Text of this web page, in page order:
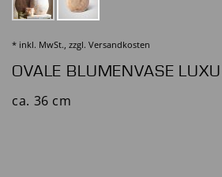
* inkl. MwSt., zzgl. Versandkosten
OVALE BLUMENVASE
ca. 36 cm